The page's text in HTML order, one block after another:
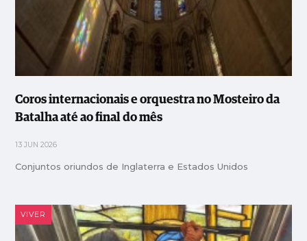
Coros internacionais e orquestra no Mosteiro da
Batalha até ao final do mês
13 JUN 2026
Conjuntos oriundos de Inglaterra e Estados Unidos
VIVER